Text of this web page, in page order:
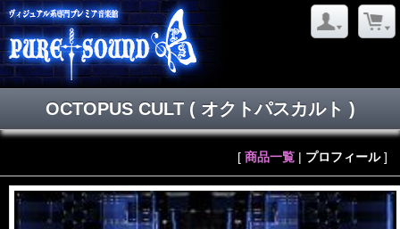
OCTOPUS CULT( オクトパスカルト )
[ 商品一覧 | プロフィール]